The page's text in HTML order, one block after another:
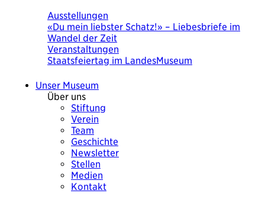
Ausstellungen
«Du mein liebster Schatz!» – Liebesbriefe im
Wandel der Zeit
Veranstaltungen
Staatsfeiertag im LandesMuseum
Unser Museum
Über uns
Stiftung
Verein
Team
Geschichte
Newsletter
Stellen
Medien
Kontakt